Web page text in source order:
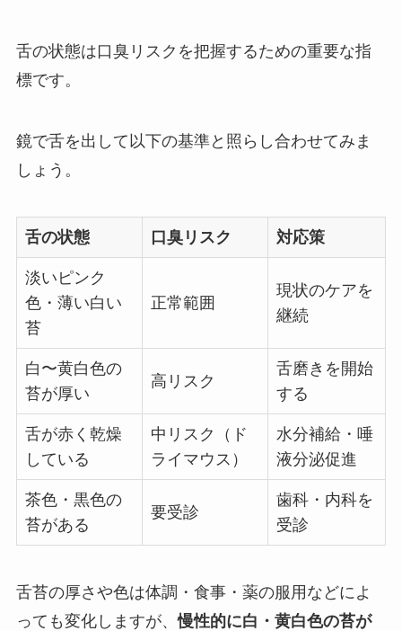
舌の状態は口臭リスクを把握するための重要な指
標です。
鏡で舌を出して以下の基準と照らし合わせてみま
しょう。
舌の状態 口臭リスク 対応策
淡いピンク
色・薄い白い
苔
正常範囲
現状のケアを
継続
白〜黄白色の
苔が厚い
高リスク
舌磨きを開始
する
舌が赤く乾燥
している
中リスク（ド
ライマウス）
水分補給・唾
液分泌促進
茶色・黒色の
苔がある
要受診
歯科・内科を
受診
舌苔の厚さや色は体調・食事・薬の服用などによ
っても変化しますが、慢性的に白・黄白色の苔が